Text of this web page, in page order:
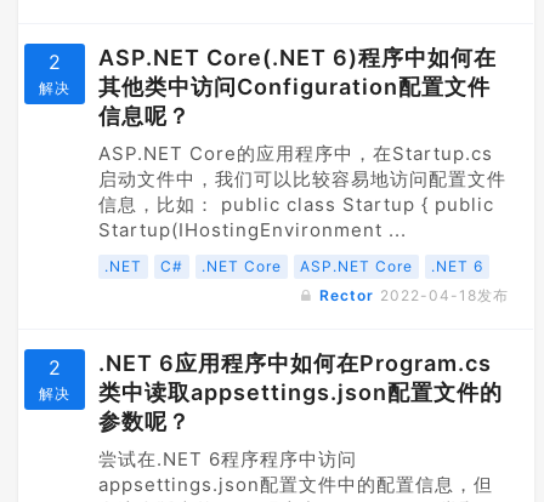
2
解决
ASP.NET Core(.NET 6)程序中如何在
其他类中访问Configuration配置文件
信息呢？
ASP.NET Core的应用程序中，在Startup.cs
启动文件中，我们可以比较容易地访问配置文件
信息，比如： public class Startup { public
Startup(IHostingEnvironment ...
.NET C# .NET Core ASP.NET Core
.NET 6
Rector 2022-04-18发布
2
解决
.NET 6应用程序中如何在Program.cs
类中读取appsettings.json配置文件的
参数呢？
尝试在.NET 6程序程序中访问
appsettings.json配置文件中的配置信息，但